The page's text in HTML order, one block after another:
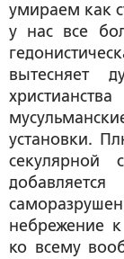
умираем как
у нас все
вытесняет
установки.
секулярной
небрежение
ко всему